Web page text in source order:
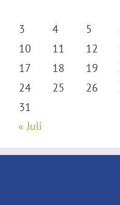
3
4 5
10
11 12
17
18 19
24
25 26
31
« Juli